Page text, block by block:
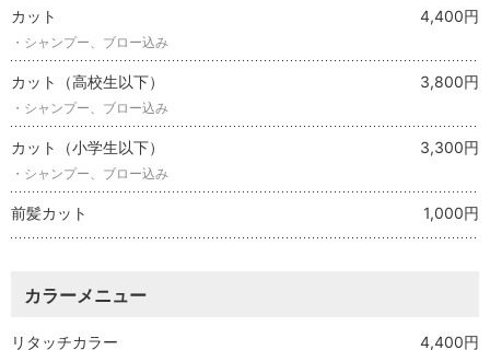
カット 4,400円
・シャンプー、ブロー込み
カット（高校生以下） 3,800円
・シャンプー、ブロー込み
カット（小学生以下） 3,300円
・シャンプー、ブロー込み
前髪カット 1,000円
カラーメニュー
リタッチカラー 4,400円